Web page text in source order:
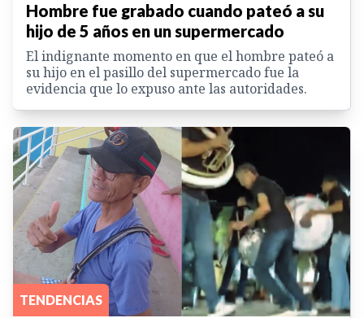
Hombre fue grabado cuando pateó a su
hijo de 5 años en un supermercado
El indignante momento en que el hombre pateó a
su hijo en el pasillo del supermercado fue la
evidencia que lo expuso ante las autoridades.
TENDENCIAS